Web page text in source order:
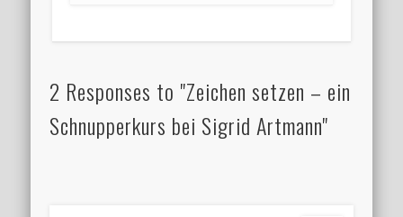
2 Responses to "Zeichen setzen – ein
Schnupperkurs bei Sigrid Artmann"